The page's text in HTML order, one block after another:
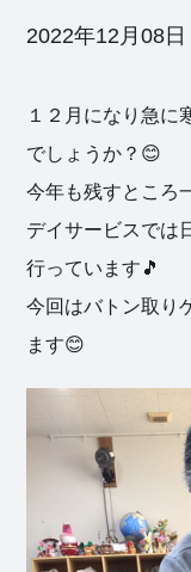
2022年12月08日
１２月になり急に
でしょうか？😊
今年も残すところ
デイサービスでは
行っています🎵
今回はバトン取り
ます😊